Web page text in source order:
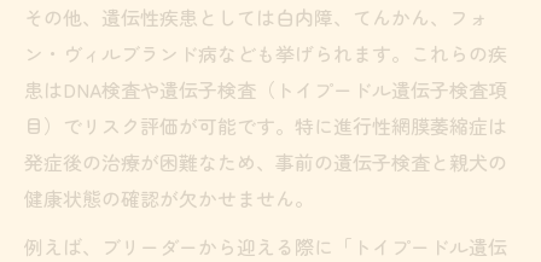
その他、遺伝性疾患としては白内障、てんかん、フォ
ン・ヴィルブランド病なども挙げられます。これらの疾
患はDNA検査や遺伝子検査（トイプードル遺伝子検査項
目）でリスク評価が可能です。特に進行性網膜萎縮症は
発症後の治療が困難なため、事前の遺伝子検査と親犬の
健康状態の確認が欠かせません。
例えば、ブリーダーから迎える際に「トイプードル遺伝